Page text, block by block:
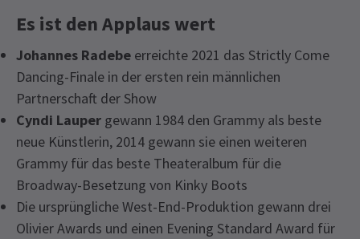
Es ist den Applaus wert
Johannes Radebe erreichte 2021 das Strictly Come
Dancing-Finale in der ersten rein männlichen
Partnerschaft der Show
Cyndi Lauper gewann 1984 den Grammy als beste
neue Künstlerin, 2014 gewann sie einen weiteren
Grammy für das beste Theateralbum für die
Broadway-Besetzung von Kinky Boots
Die ursprüngliche West-End-Produktion gewann drei
Olivier Awards und einen Evening Standard Award für